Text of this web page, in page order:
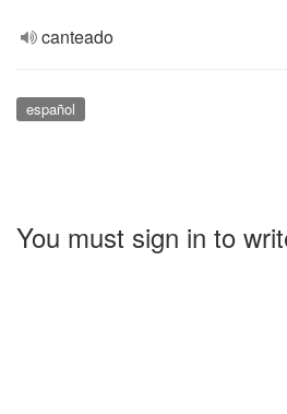
canteado
español
You must sign in to